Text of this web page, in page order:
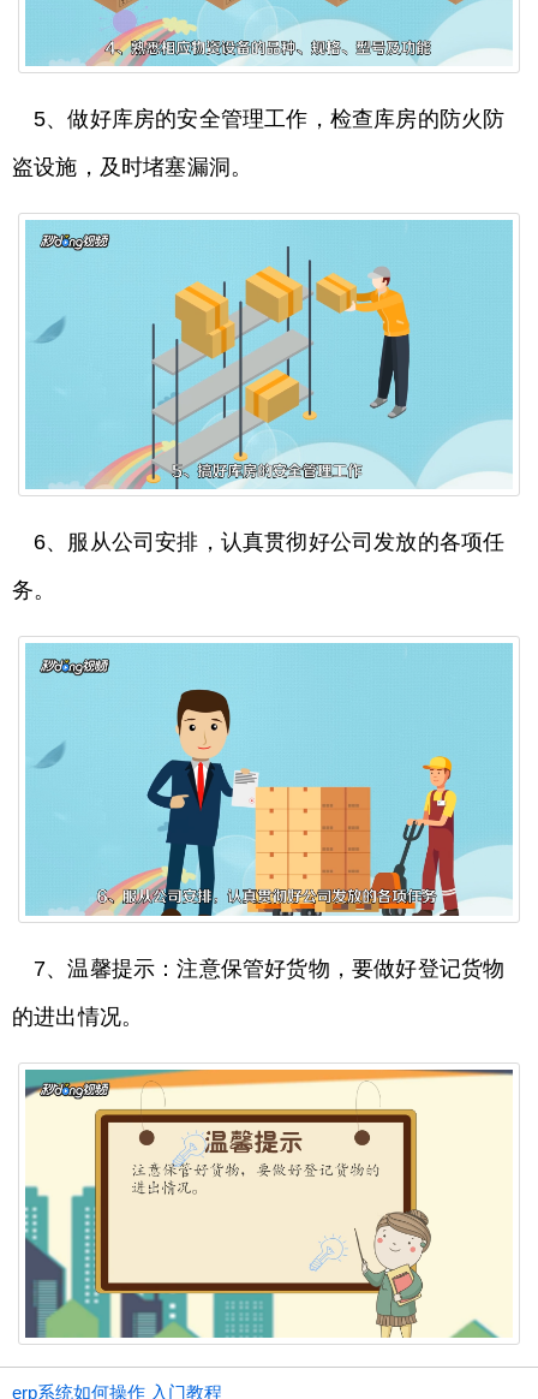
5、做好库房的安全管理工作，检查库房的防火防
盗设施，及时堵塞漏洞。
6、服从公司安排，认真贯彻好公司发放的各项任
务。
7、温馨提示：注意保管好货物，要做好登记货物
的进出情况。
erp系统如何操作 入门教程